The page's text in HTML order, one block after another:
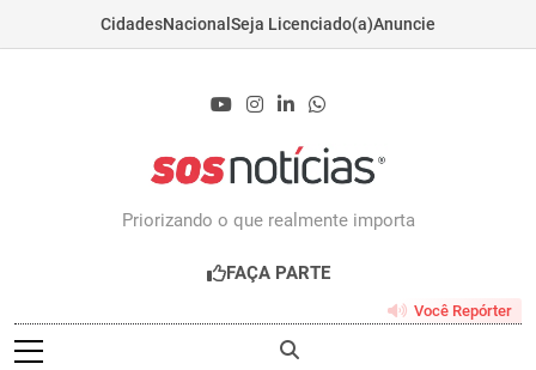
CidadesNacional Seja Licenciado(a)Anuncie
Priorizando o que realmente importa
FAÇA PARTE
Você Repórter